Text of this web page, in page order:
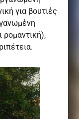
για βουτιές
ρομαντική),